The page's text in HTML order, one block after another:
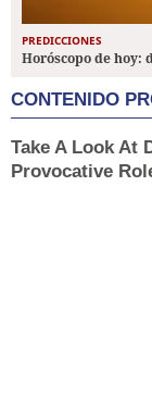
PREDICCIONES
Horóscopo de hoy:
CONTENIDO
Take A Look At
Provocative